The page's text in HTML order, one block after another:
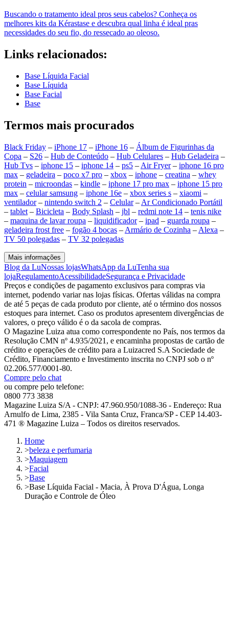
Buscando o tratamento ideal pros seus cabelos? Conheça os
melhores kits da Kérastase e descubra qual linha é ideal pras
necessidades do seu fio, do ressecado ao oleoso.
Links relacionados:
Base Líquida Facial
Base Líquida
Base Facial
Base
Termos mais procurados
Black Friday – iPhone 17 – iPhone 16 – Álbum de Figurinhas da
Copa – S26 – Hub de Conteúdo – Hub Celulares – Hub Geladeira –
Hub Tvs – iphone 15 – iphone 14 – ps5 – Air Fryer– iphone 16 pro
max – geladeira – poco x7 pro – xbox – iphone – creatina – whey
protein – microondas – kindle – iphone 17 pro max – iphone 15 pro
max – celular samsung – iphone 16e – xbox series s – xiaomi –
ventilador– nintendo switch 2 – Celular– Ar Condicionado Portátil
– tablet – Bicicleta – Body Splash – jbl – redmi note 14 – tenis nike
– maquina de lavar roupa – liquidificador– ipad – guarda roupa –
geladeira frost free – fogão 4 bocas – Armário de Cozinha – Alexa –
TV 50 polegadas – TV 32 polegadas
Mais informações
Blog da LuNossas lojasWhatsApp da LuTenha sua
lojaRegulamentoAcessibilidadeSegurança e Privacidade
Preços e condições de pagamento exclusivos para compras via
internet, podendo variar nas lojas físicas. Ofertas válidas na compra
de até 5 peças de cada produto por cliente, até o término dos nossos
estoques para internet. Caso os produtos apresentem divergências de
valores, o preço válido é o da sacola de compras.
O Magazine Luiza atua como correspondente no País, nos termos da
Resolução CMN nº 4.935/2021, e encaminha propostas de cartão de
crédito e operações de crédito para a Luizacred S.A Sociedade de
Crédito, Financiamento e Investimento inscrita no CNPJ sob o nº
02.206.577/0001-80.
Compre pelo chat
ou compre pelo telefone:
0800 773 3838
Magazine Luiza S/A - CNPJ: 47.960.950/1088-36 - Endereço: Rua
Arnulfo de Lima, 2385 - Vila Santa Cruz, Franca/SP - CEP 14.403-
471 ® Magazine Luiza – Todos os direitos reservados.
Home
>beleza e perfumaria
>Maquiagem
>Facial
>Base
>Base Líquida Facial - Macia, À Prova D'Água, Longa
Duração e Controle de Óleo